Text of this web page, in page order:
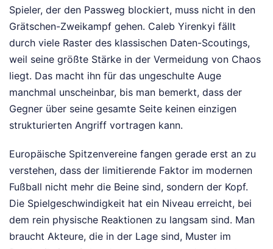
Spieler, der den Passweg blockiert, muss nicht in den
Grätschen-Zweikampf gehen. Caleb Yirenkyi fällt
durch viele Raster des klassischen Daten-Scoutings,
weil seine größte Stärke in der Vermeidung von Chaos
liegt. Das macht ihn für das ungeschulte Auge
manchmal unscheinbar, bis man bemerkt, dass der
Gegner über seine gesamte Seite keinen einzigen
strukturierten Angriff vortragen kann.
Europäische Spitzenvereine fangen gerade erst an zu
verstehen, dass der limitierende Faktor im modernen
Fußball nicht mehr die Beine sind, sondern der Kopf.
Die Spielgeschwindigkeit hat ein Niveau erreicht, bei
dem rein physische Reaktionen zu langsam sind. Man
braucht Akteure, die in der Lage sind, Muster im